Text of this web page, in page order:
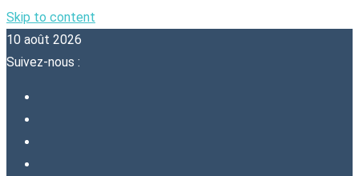
Skip to content
10 août 2026
Suivez-nous :